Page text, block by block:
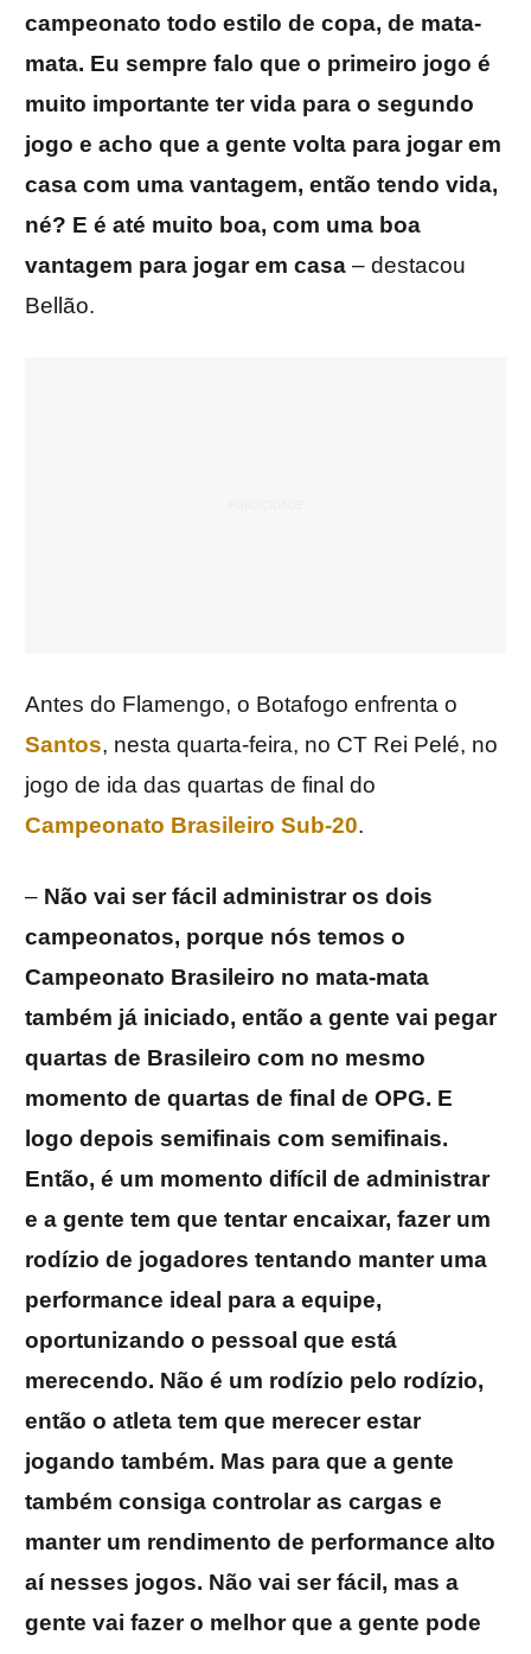
campeonato todo estilo de copa, de mata-
mata. Eu sempre falo que o primeiro jogo é
muito importante ter vida para o segundo
jogo e acho que a gente volta para jogar em
casa com uma vantagem, então tendo vida,
né? E é até muito boa, com uma boa
vantagem para jogar em casa – destacou
Bellão.
Antes do Flamengo, o Botafogo enfrenta o
Santos, nesta quarta-feira, no CT Rei Pelé, no
jogo de ida das quartas de final do
Campeonato Brasileiro Sub-20.
– Não vai ser fácil administrar os dois
campeonatos, porque nós temos o
Campeonato Brasileiro no mata-mata
também já iniciado, então a gente vai pegar
quartas de Brasileiro com no mesmo
momento de quartas de final de OPG. E
logo depois semifinais com semifinais.
Então, é um momento difícil de administrar
e a gente tem que tentar encaixar, fazer um
rodízio de jogadores tentando manter uma
performance ideal para a equipe,
oportunizando o pessoal que está
merecendo. Não é um rodízio pelo rodízio,
então o atleta tem que merecer estar
jogando também. Mas para que a gente
também consiga controlar as cargas e
manter um rendimento de performance alto
aí nesses jogos. Não vai ser fácil, mas a
gente vai fazer o melhor que a gente pode